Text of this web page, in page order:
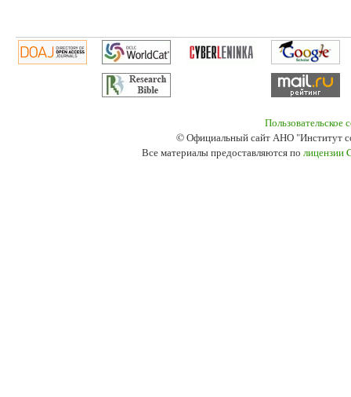
Пользовательское
© Официальный сайт АНО "Институт
Все материалы предоставляются по лицензии